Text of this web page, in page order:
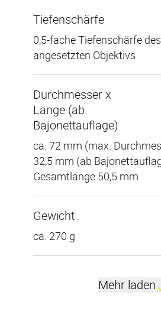
Tiefenschärfe
0,5-fache Tiefenschärfe des
angesetzten Objektivs
Durchmesser x
Länge (ab
Bajonettauflage)
ca. 72 mm (max.
32,5 mm (ab
Gesamtlänge 50,5 mm
Gewicht
ca. 270 g
Mehr laden